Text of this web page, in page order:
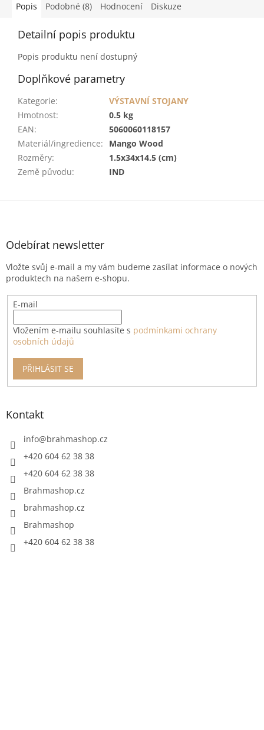
Popis Podobné (8) Hodnocení Diskuze
Detailní popis produktu
Popis produktu není dostupný
Doplňkové parametry
Kategorie:
VÝSTAVNÍ STOJANY
Hmotnost:
0.5 kg
EAN:
5060060118157
Materiál/ingredience:
Mango Wood
Rozměry:
1.5x34x14.5 (cm)
Země původu: IND
Z
Odebírat newsletter
Vložte svůj e-mail a my vám budeme zasílat informace o nových
produktech na našem e-shopu.
E-mail
Vložením e-mailu souhlasíte s podmínkami ochrany
osobních údajů
PŘIHLÁSIT SE
Kontakt
info@brahmashop.cz
+420 604 62 38 38
+420 604 62 38 38
Brahmashop.cz
brahmashop.cz
Brahmashop
+420 604 62 38 38